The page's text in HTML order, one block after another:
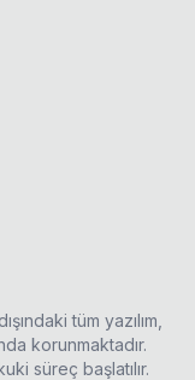
dışındaki tüm yazılım,
korunmaktadır.
süreç başlatılır.